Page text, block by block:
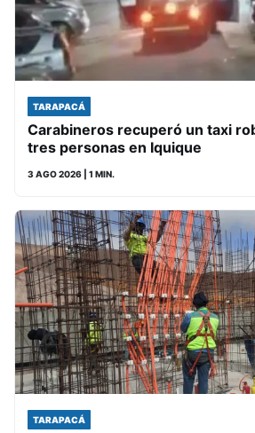
TARAPACÁ
Carabineros recuperó un taxi
tres personas en Iquique
3 AGO 2026 | 1 MIN.
TARAPACÁ